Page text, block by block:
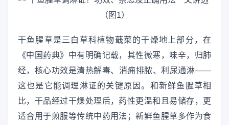
干鱼腥草是三白草科植物蕺菜的干燥地上部分，在
《中国药典》中有明确记载，其性微寒，味辛，归肺
经，核心功效是清热解毒、消痈排脓、利尿通淋——
这也是它能调理淋证的关键原因。和新鲜鱼腥草相
比，干品经过干燥处理后，药性更温和且易储存，更
适合用于煎服等传统中药用法；新鲜鱼腥草多作为食